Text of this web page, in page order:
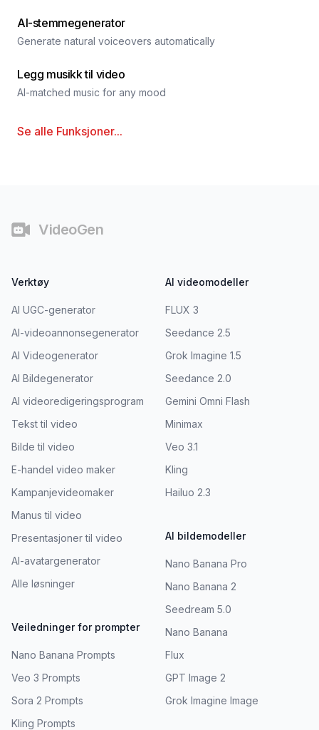
AI-stemmegenerator
Generate natural voiceovers automatically
Legg musikk til video
AI-matched music for any mood
Se alle Funksjoner...
VideoGen
Verktøy
AI UGC-generator
AI-videoannonsegenerator
AI Videogenerator
AI Bildegenerator
AI videoredigeringsprogram
Tekst til video
Bilde til video
E-handel video maker
Kampanjevideomaker
Manus til video
Presentasjoner til video
AI-avatargenerator
Alle løsninger
Veiledninger for prompter
Nano Banana Prompts
Veo 3 Prompts
Sora 2 Prompts
Kling Prompts
AI videomodeller
FLUX 3
Seedance 2.5
Grok Imagine 1.5
Seedance 2.0
Gemini Omni Flash
Minimax
Veo 3.1
Kling
Hailuo 2.3
AI bildemodeller
Nano Banana Pro
Nano Banana 2
Seedream 5.0
Nano Banana
Flux
GPT Image 2
Grok Imagine Image